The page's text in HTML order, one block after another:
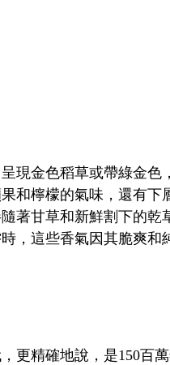
現金色稻草或帶綠金
和檸檬的氣味，還有
著甘草和新鮮割下的
，這些香氣因其脆爽
更精確地說，是150百